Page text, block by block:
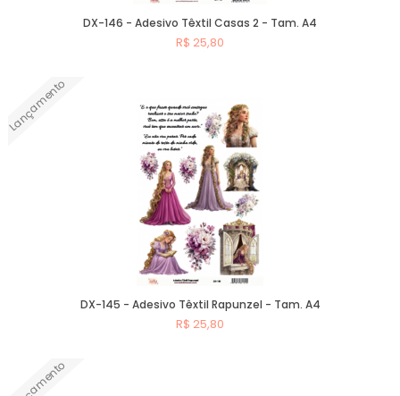
DX-146 - Adesivo Têxtil Casas 2 - Tam. A4
R$ 25,80
Lançamento
DX-145 - Adesivo Têxtil Rapunzel - Tam. A4
R$ 25,80